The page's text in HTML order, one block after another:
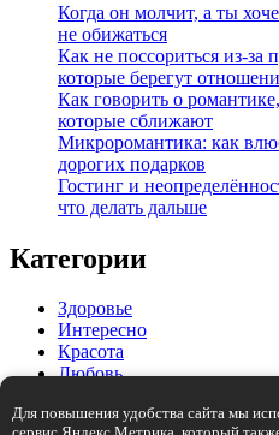
Когда он молчит, а ты
не обижаться
Как не поссориться из‑за
которые берегут
Как говорить о
которые сближают
Микроромантика: как
дорогих подарков
Гостинг и
что делать дальше
Категории
Здоровье
Интересно
Красота
Любовь
Отношения
Для повышения удобства сайта мы